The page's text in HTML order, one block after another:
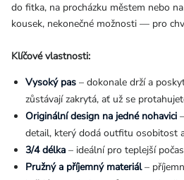
do fitka, na procházku městem nebo
kousek, nekonečné možnosti — pro
Klíčové vlastnosti:
Vysoký pas – dokonale drží a
zůstávají zakrytá, ať už se
Originální design na jedné nohavici
detail, který dodá outfitu osobitost
3/4 délka – ideální pro teplejší
Pružný a příjemný materiál–